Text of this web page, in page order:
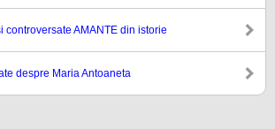
controversate AMANTE din istorie
despre Maria Antoaneta